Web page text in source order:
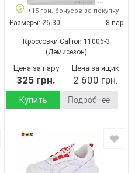
+15 грн. бонусов за покупку
Размеры: 26-30 8 пар
Кроссовки Callion 11006-3
(Демисезон)
Цена за пару
325 грн.
Цена за ящик
2 600 грн.
Купить Подробнее